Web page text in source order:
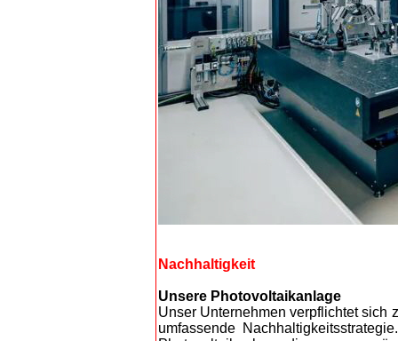
Nachhaltigkeit
Unsere Photovoltaikanlage
Unser Unternehmen verpflichtet sich
umfassende